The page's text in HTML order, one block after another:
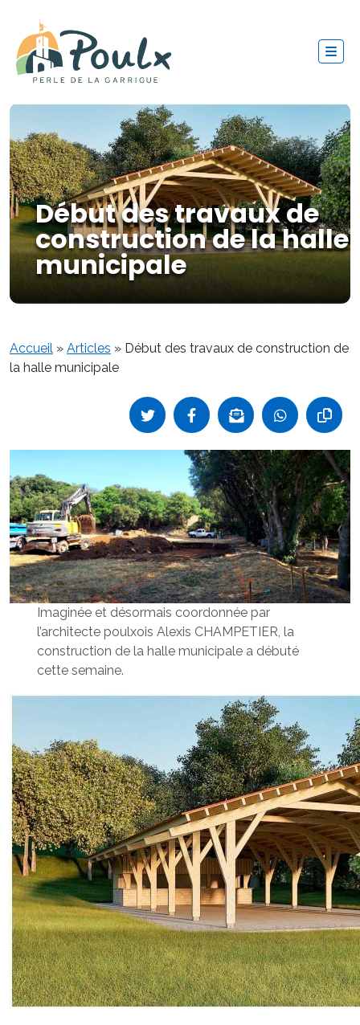
Début des travaux de
construction de la halle
municipale
Accueil » Articles » Début des travaux de construction de
la halle municipale
Imaginée et désormais coordonnée par
l’architecte poulxois Alexis CHAMPETIER, la
construction de la halle municipale a débuté
cette semaine.